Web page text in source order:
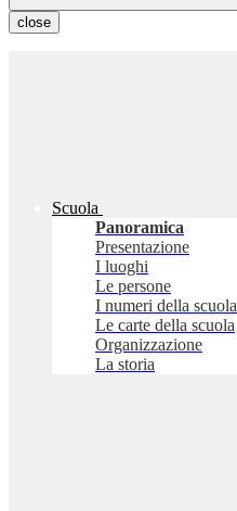
close
Scuola
Panoramica
Presentazione
I luoghi
Le persone
I numeri della scuola
Le carte della scuola
Organizzazione
La storia